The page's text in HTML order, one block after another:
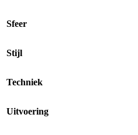
Sfeer
Stijl
Techniek
Uitvoering